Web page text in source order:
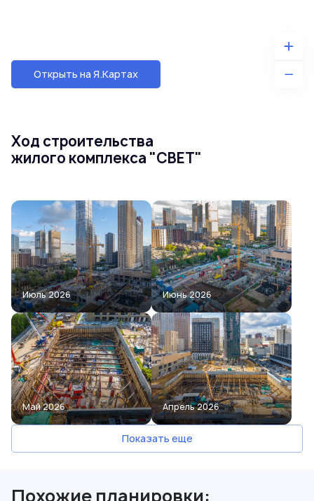
Открыть на Я.Картах
Ход строительства
жилого комплекса "СВЕТ"
Июль 2026 Июнь 2026
Май 2026 Апрель 2026
Показать еще
Похожие планировки: